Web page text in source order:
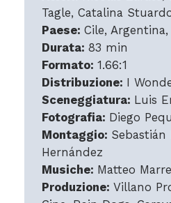
Tagle, Catalina
Paese: Cile,
Durata: 83 min
Formato: 1.66:1
Distribuzione: I
Sceneggiatura: Luis
Fotografia: Diego
Montaggio: Sebastián
Hernández
Musiche: Matteo
Produzione: Villano